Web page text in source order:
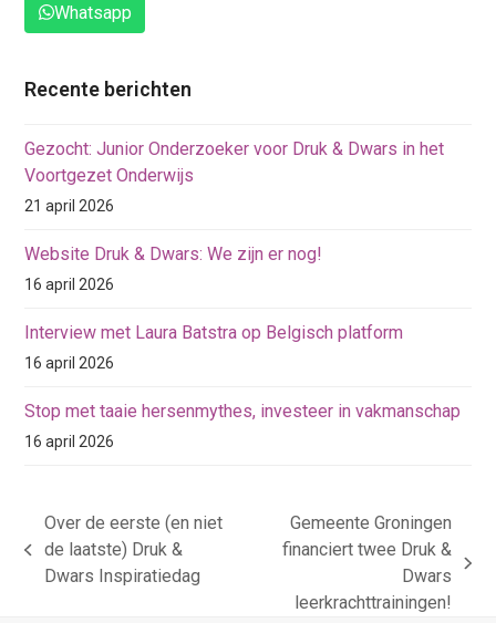
Whatsapp
Recente berichten
Gezocht: Junior Onderzoeker voor Druk & Dwars in het
Voortgezet Onderwijs
21 april 2026
Website Druk & Dwars: We zijn er nog!
16 april 2026
Interview met Laura Batstra op Belgisch platform
16 april 2026
Stop met taaie hersenmythes, investeer in vakmanschap
16 april 2026
previous
post:
Over de eerste (en niet
de laatste) Druk &
Dwars Inspiratiedag
Gemeente Groningen
financiert twee Druk &
Dwars
leerkrachttrainingen!